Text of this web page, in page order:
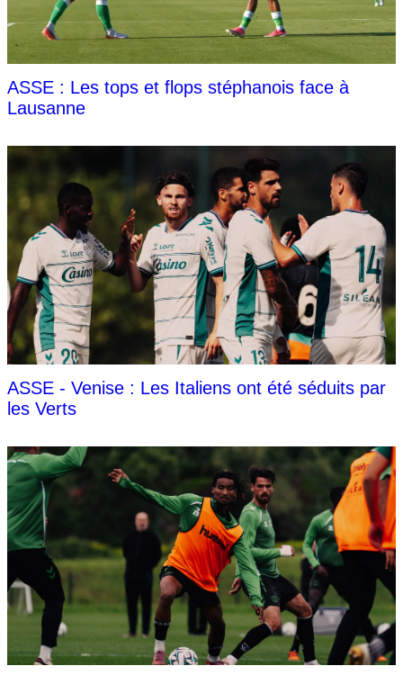
ASSE : Les tops et flops stéphanois face à
Lausanne
ASSE - Venise : Les Italiens ont été séduits par
les Verts